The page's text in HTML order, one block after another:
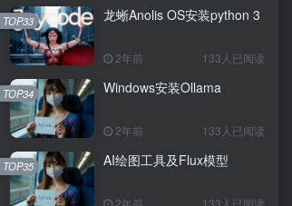
龙蜥Anolis OS安装python 3
2年前 133人已阅读
TOP33
Windows安装Ollama
2年前 133人已阅读
TOP34
AI绘图工具及Flux模型
TOP35